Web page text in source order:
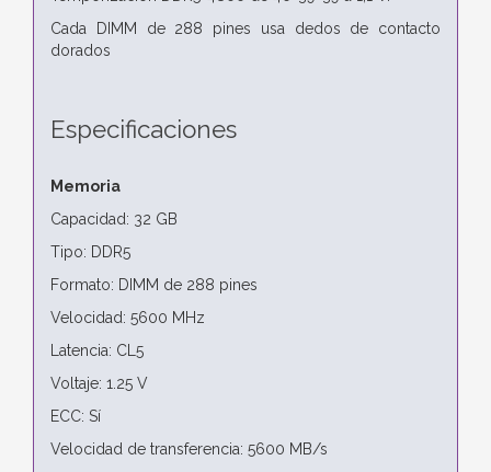
Cada DIMM de 288 pines usa dedos de contacto
dorados
Especificaciones
Memoria
Capacidad: 32 GB
Tipo: DDR5
Formato: DIMM de 288 pines
Velocidad: 5600 MHz
Latencia: CL5
Voltaje: 1.25 V
ECC: Sí
Velocidad de transferencia: 5600 MB/s